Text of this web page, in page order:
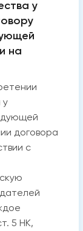
у
на
у
договора
с
5 НК,